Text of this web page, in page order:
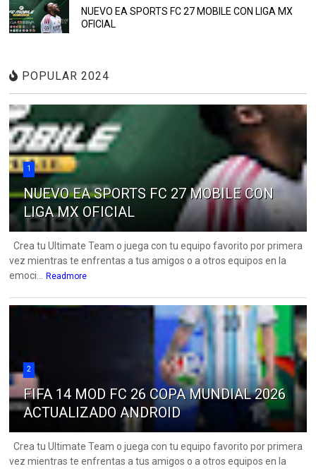
NUEVO EA SPORTS FC 27 MOBILE CON LIGA MX
OFICIAL
POPULAR 2024
1
NUEVO EA SPORTS FC 27 MOBILE CON
LIGA MX OFICIAL
Crea tu Ultimate Team o juega con tu equipo favorito por primera
vez mientras te enfrentas a tus amigos o a otros equipos en la
emoci...
Readmore
2
FIFA 14 MOD FC 26 COPA MUNDIAL 2026
ACTUALIZADO ANDROID
Crea tu Ultimate Team o juega con tu equipo favorito por primera
vez mientras te enfrentas a tus amigos o a otros equipos en la